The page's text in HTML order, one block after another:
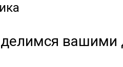
вашими